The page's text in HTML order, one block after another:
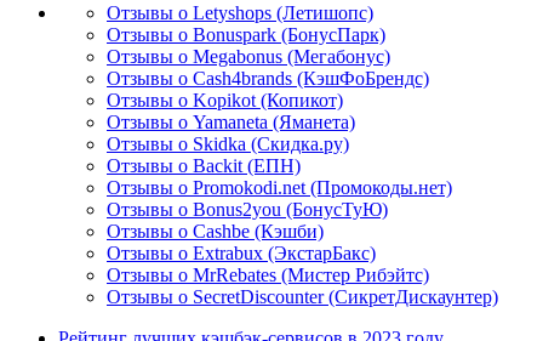
Отзывы о Letyshops (Летишопс)
Отзывы о Bonuspark (БонусПарк)
Отзывы о Megabonus (Мегабонус)
Отзывы о Cash4brands (КэшФоБрендс)
Отзывы о Kopikot (Копикот)
Отзывы о Yamaneta (Яманета)
Отзывы о Skidka (Скидка.ру)
Отзывы о Backit (ЕПН)
Отзывы о Promokodi.net (Промокоды.нет)
Отзывы о Bonus2you (БонусТуЮ)
Отзывы о Cashbe (Кэшби)
Отзывы о Extrabux (ЭкстарБакс)
Отзывы о MrRebates (Мистер Рибэйтс)
Отзывы о SecretDiscounter (СикретДискаунтер)